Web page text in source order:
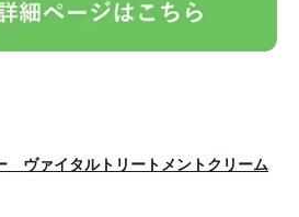
ヴァイタルトリートメントクリーム